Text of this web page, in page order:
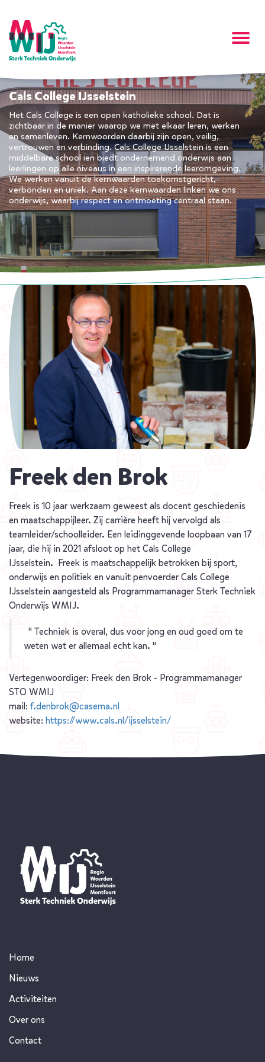
Cals College IJsselstein
Het Cals College is een open katholieke school. Dat is
zichtbaar in de manier waarop we met elkaar leren, werken
en samenleven. Kernwoorden daarbij zijn open, veilig,
vertrouwen en verbinding. Cals College IJsselstein is een
middelbare school ien biedt ondernemend onderwijs aan
leerlingen op alle niveaus in een inspirerende leeromgeving.
We werken vanuit de kernwaarden toekomstgericht,
verbonden en uniek. Aan deze kernwaarden linken we ons
onderwijs, waarbij respect en ontmoeting centraal staan.
Freek den Brok
Freek is 10 jaar werkzaam geweest als docent geschiedenis
en maatschappijleer. Zij carrière heeft hij vervolgd als
teamleider/schoolleider. Een leidinggevende loopbaan van 17
jaar, die hij in 2021 afsloot op het Cals College
IJsselstein. Freek is maatschappelijk betrokken bij sport,
onderwijs en politiek en vanuit penvoerder Cals College
IJsselstein aangesteld als Programmamanager Sterk Techniek
Onderwijs WMIJ.
" Techniek is overal, dus voor jong en oud goed om te
weten wat er allemaal echt kan. "
Vertegenwoordiger: Freek den Brok - Programmamanager
STO WMIJ
mail: f.denbrok@casema.nl
website: https://www.cals.nl/ijsselstein/
Home
Nieuws
Activiteiten
Over ons
Contact